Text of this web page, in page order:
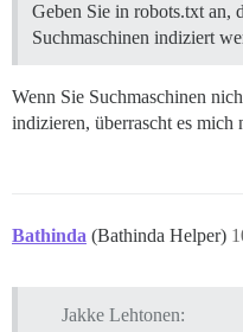
Geben Sie in robots.txt an,
Suchmaschinen indiziert
Wenn Sie Suchmaschinen
indizieren, überrascht es mich
Bathinda (Bathinda Helper)
Jakke Lehtonen: